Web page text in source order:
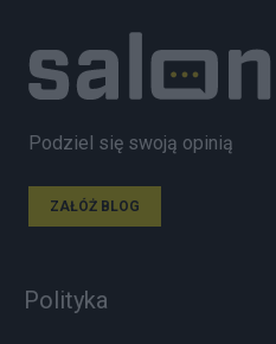
Podziel się swoją opinią
ZAŁÓŻ BLOG
Polityka